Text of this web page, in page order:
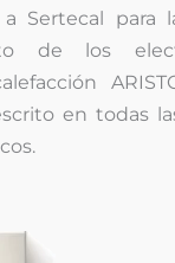
Sertecal para
de los
en todas